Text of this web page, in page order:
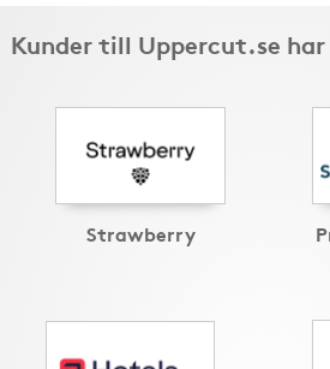
Kunder till Uppercut.se
Strawberry